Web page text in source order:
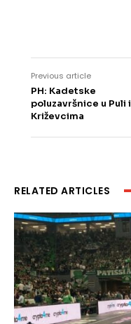
Previous article
PH: Kadetske
poluzavršnice u Puli i
Križevcima
RELATED ARTICLES